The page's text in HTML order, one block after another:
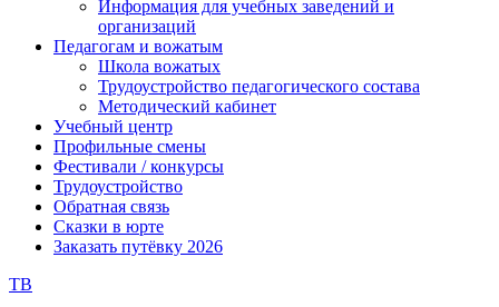
Информация для учебных заведений и
организаций
Педагогам и вожатым
Школа вожатых
Трудоустройство педагогического состава
Методический кабинет
Учебный центр
Профильные смены
Фестивали / конкурсы
Трудоустройство
Обратная связь
Сказки в юрте
Заказать путёвку 2026
ТВ